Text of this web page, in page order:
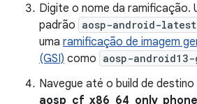
Digite o nome da ramificação.
padrão aosp-android-
uma ramificação de imagem
(GSI) como aosp-
Navegue até o build de destino
aosp_cf_x86_64_only_phone